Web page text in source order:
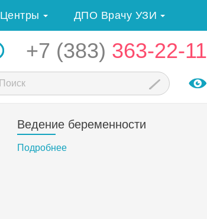
Центры ДПО Врачу УЗИ
+7 (383) 363-22-11
Ведение беременности
Подробнее